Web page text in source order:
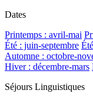
Dates
Printemps : avril-mai
Été : juin-septembre
Automne : octobre-
Hiver : décembre-mars
Séjours Linguistiques